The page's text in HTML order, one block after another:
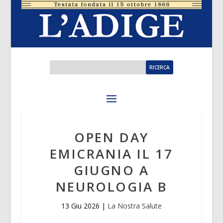
OPEN DAY
EMICRANIA IL 17
GIUGNO A
NEUROLOGIA B
13 Giu 2026 | La Nostra Salute